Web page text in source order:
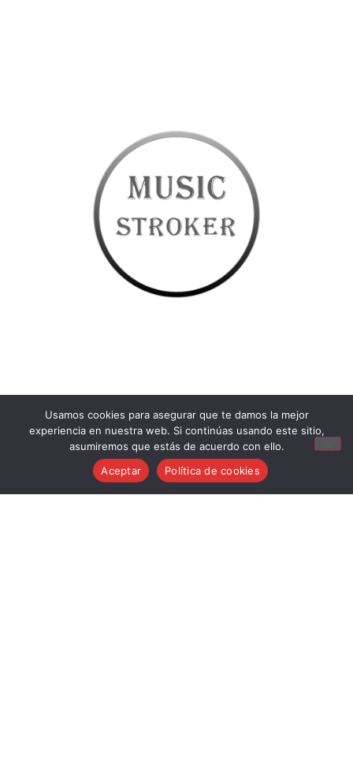
Usamos cookies para asegurar que te damos la mejor
experiencia en nuestra web. Si continúas usando este sitio,
asumiremos que estás de acuerdo con ello.
Aceptar
Política de cookies